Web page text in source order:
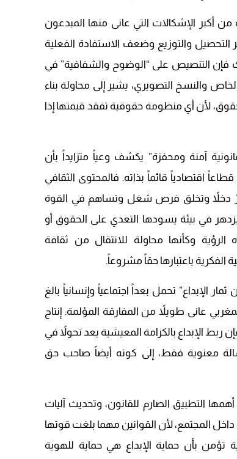
أكبر الإشكالات التي عانى منها المبدعون
والتوزيع وضعف الاستفادة الفعلية
فإن التنصيص على “الوضوح والشفافية” في
والنسخ التصويري، يشير إلى محاولة بناء
لأن أي منظومة حقوقية تفقد قيمتها إذا
آمنة ومحفزة” يكشف وعياً متزايداً بأن
اقتصادياً قائماً بذاته. فالمحتوى الثقافي
تدرّ دخلاً وتخلق فرص شغل وتساهم في القوة
يزدهر في بيئة يسودها التعدي على الحقوق أو
الرؤية وكأنها محاولة للانتقال من ثقافة
الفكرية باعتبارها حقاً مشروعاً.
الإبداع” تحمل بعداً اجتماعياً وإنسانياً بالغ
عانى طويلاً من المفارقة المؤلمة: إنتاج
الإبداع بالكرامة المعيشية يعد تحولاً في
معنوية فقط، إلى كونه أيضاً صاحب حق
التطبيق الصارم للقانون، وتحديث آليات
داخل المجتمع، لأن القوانين مهما بلغت قوتها
تؤمن بأن حماية الإبداع هي حماية للهوية